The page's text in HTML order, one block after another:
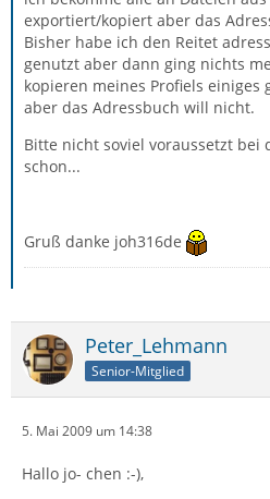
exportiert/kopiert aber das
Bisher habe ich den Reitet
genutzt aber dann ging nichts
kopieren meines Profiels einiges
aber das Adressbuch will nicht.
Bitte nicht soviel voraussetzt
schon...
Gruß danke joh316de
Peter_Lehmann
Senior-Mitglied
5. Mai 2009 um 14:38
Hallo jo- chen :-),